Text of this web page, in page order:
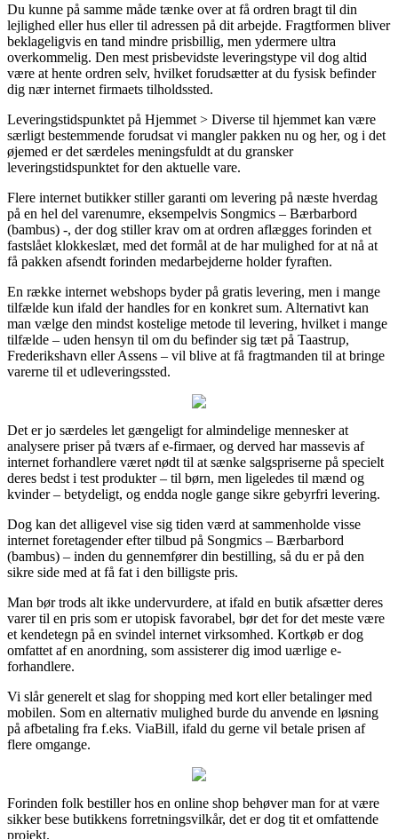
Du kunne på samme måde tænke over at få ordren bragt til din
lejlighed eller hus eller til adressen på dit arbejde. Fragtformen bliver
beklageligvis en tand mindre prisbillig, men ydermere ultra
overkommelig. Den mest prisbevidste leveringstype vil dog altid
være at hente ordren selv, hvilket forudsætter at du fysisk befinder
dig nær internet firmaets tilholdssted.
Leveringstidspunktet på Hjemmet > Diverse til hjemmet kan være
særligt bestemmende forudsat vi mangler pakken nu og her, og i det
øjemed er det særdeles meningsfuldt at du gransker
leveringstidspunktet for den aktuelle vare.
Flere internet butikker stiller garanti om levering på næste hverdag
på en hel del varenumre, eksempelvis Songmics – Bærbarbord
(bambus) -, der dog stiller krav om at ordren aflægges forinden et
fastslået klokkeslæt, med det formål at de har mulighed for at nå at
få pakken afsendt forinden medarbejderne holder fyraften.
En række internet webshops byder på gratis levering, men i mange
tilfælde kun ifald der handles for en konkret sum. Alternativt kan
man vælge den mindst kostelige metode til levering, hvilket i mange
tilfælde – uden hensyn til om du befinder sig tæt på Taastrup,
Frederikshavn eller Assens – vil blive at få fragtmanden til at bringe
varerne til et udleveringssted.
Det er jo særdeles let gængeligt for almindelige mennesker at
analysere priser på tværs af e-firmaer, og derved har massevis af
internet forhandlere været nødt til at sænke salgspriserne på specielt
deres bedst i test produkter – til børn, men ligeledes til mænd og
kvinder – betydeligt, og endda nogle gange sikre gebyrfri levering.
Dog kan det alligevel vise sig tiden værd at sammenholde visse
internet foretagender efter tilbud på Songmics – Bærbarbord
(bambus) – inden du gennemfører din bestilling, så du er på den
sikre side med at få fat i den billigste pris.
Man bør trods alt ikke undervurdere, at ifald en butik afsætter deres
varer til en pris som er utopisk favorabel, bør det for det meste være
et kendetegn på en svindel internet virksomhed. Kortkøb er dog
omfattet af en anordning, som assisterer dig imod uærlige e-
forhandlere.
Vi slår generelt et slag for shopping med kort eller betalinger med
mobilen. Som en alternativ mulighed burde du anvende en løsning
på afbetaling fra f.eks. ViaBill, ifald du gerne vil betale prisen af
flere omgange.
Forinden folk bestiller hos en online shop behøver man for at være
sikker bese butikkens forretningsvilkår, det er dog tit et omfattende
projekt.